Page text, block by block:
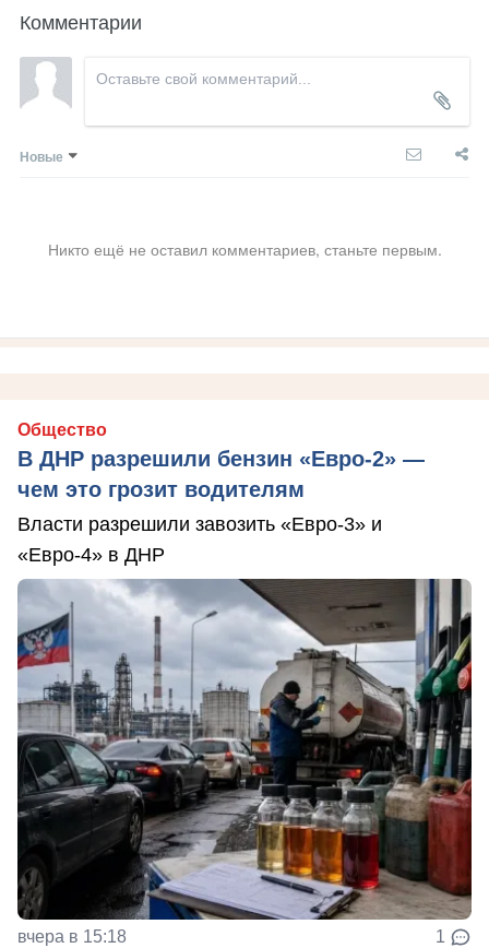
Комментарии
Новые
Никто ещё не оставил комментариев, станьте первым.
Общество
В ДНР разрешили бензин «Евро-2» —
чем это грозит водителям
Власти разрешили завозить «Евро-3» и
«Евро-4» в ДНР
вчера в 15:18 1